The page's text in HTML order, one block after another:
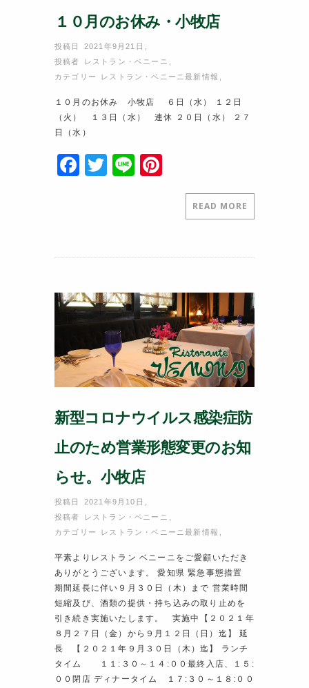
１０月のお休み・小牧店
投稿日 2021年9月21日
投稿者 レストラン・ベニーニ
カテゴリー レストラン・ベニーニ最新情報
１０月のお休み 小牧店 ６日（水） １２日
（火） １３日（水） 連休 ２０日（水） ２７
日（水）
F
b
o
k
T
Li
st
READ MORE
新型コロナウイルス感染症防
止のため営業形態変更のお知
らせ。小牧店
投稿日 2021年9月10日
投稿者 レストラン・ベニーニ
カテゴリー レストラン・ベニーニ最新情報
平素よりレストラン ベニーニをご愛顧いただき
ありがとうございます。 愛知県 緊急事態措置
期間延長に伴い９月３０日（木）まで 営業時間
短縮及び、酒類の提供・持ち込みの取り止めを
引き続き実施いたします。 実施中【２０２１年
８月２７日（金）から９月１２日（日）迄】 延
長 【２０２１年９月３０日（木）迄】 ランチ
タイム １１:３０～１４:００最終入店、１５:
００閉店 ディナータイム １７:３０～１８:００